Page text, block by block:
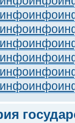
инфоинфо
инфоинфо
инфоинфо
инфоинфо
инфоинфо
инфоинфо